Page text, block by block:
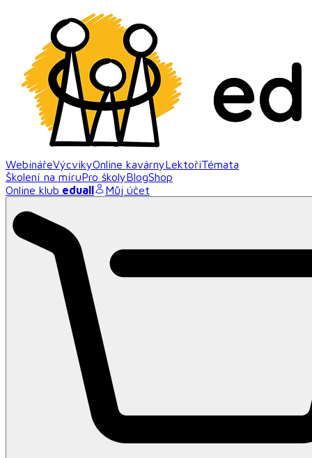
WebinářeVýcvikyOnline kavárnyLektořiTémata
Školení na míruPro školyBlogShop
Online klub eduall Můj účet